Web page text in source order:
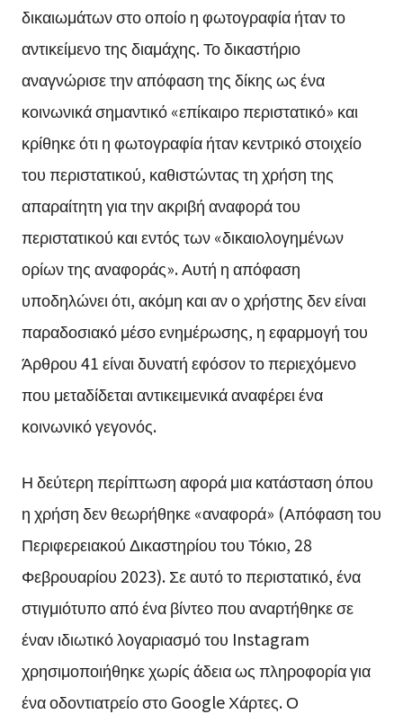
δικαιωμάτων στο οποίο η φωτογραφία ήταν το
αντικείμενο της διαμάχης. Το δικαστήριο
αναγνώρισε την απόφαση της δίκης ως ένα
κοινωνικά σημαντικό «επίκαιρο περιστατικό» και
κρίθηκε ότι η φωτογραφία ήταν κεντρικό στοιχείο
του περιστατικού, καθιστώντας τη χρήση της
απαραίτητη για την ακριβή αναφορά του
περιστατικού και εντός των «δικαιολογημένων
ορίων της αναφοράς». Αυτή η απόφαση
υποδηλώνει ότι, ακόμη και αν ο χρήστης δεν είναι
παραδοσιακό μέσο ενημέρωσης, η εφαρμογή του
Άρθρου 41 είναι δυνατή εφόσον το περιεχόμενο
που μεταδίδεται αντικειμενικά αναφέρει ένα
κοινωνικό γεγονός.
Η δεύτερη περίπτωση αφορά μια κατάσταση όπου
η χρήση δεν θεωρήθηκε «αναφορά» (Απόφαση του
Περιφερειακού Δικαστηρίου του Τόκιο, 28
Φεβρουαρίου 2023). Σε αυτό το περιστατικό, ένα
στιγμιότυπο από ένα βίντεο που αναρτήθηκε σε
έναν ιδιωτικό λογαριασμό του Instagram
χρησιμοποιήθηκε χωρίς άδεια ως πληροφορία για
ένα οδοντιατρείο στο Google Χάρτες. Ο